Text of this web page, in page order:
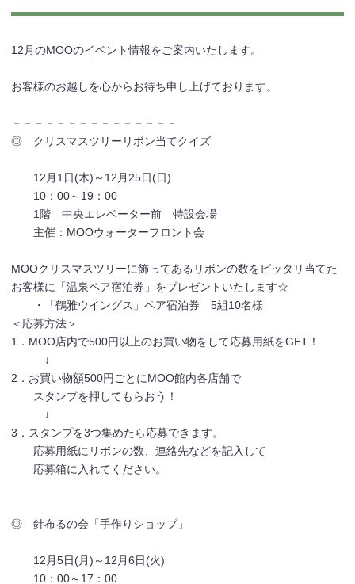
12月のMOOのイベント情報をご案内いたします。
お客様のお越しを心からお待ち申し上げております。
－－－－－－－－－－－－－－－
◎ クリスマスツリーリボン当てクイズ
12月1日(木)～12月25日(日)
10：00～19：00
1階 中央エレベーター前 特設会場
主催：MOOウォーターフロント会
MOOクリスマスツリーに飾ってあるリボンの数をピッタリ当てた
お客様に「温泉ペア宿泊券」をプレゼントいたします☆
・「鶴雅ウイングス」ペア宿泊券 5組10名様
＜応募方法＞
1．MOO店内で500円以上のお買い物をして応募用紙をGET！
↓
2．お買い物額500円ごとにMOO館内各店舗で
スタンプを押してもらおう！
↓
3．スタンプを3つ集めたら応募できます。
応募用紙にリボンの数、連絡先などを記入して
応募箱に入れてください。
◎ 針布るの会「手作りショップ」
12月5日(月)～12月6日(火)
10：00～17：00